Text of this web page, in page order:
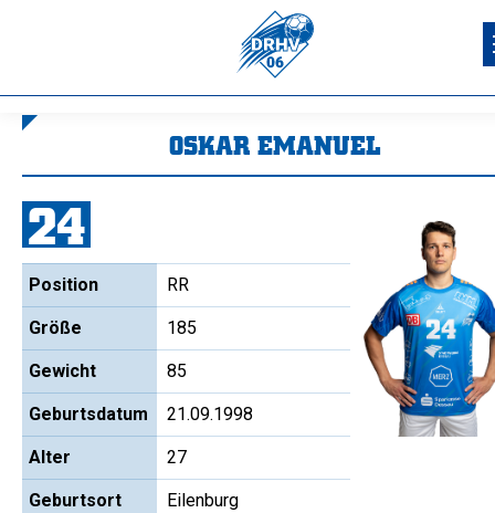
OSKAR EMANUEL
24
Position RR
Größe 185
Gewicht 85
Geburtsdatum 21.09.1998
Alter 27
Geburtsort Eilenburg